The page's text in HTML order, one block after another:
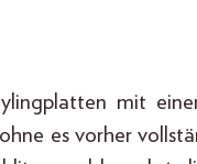
mit
es vorher